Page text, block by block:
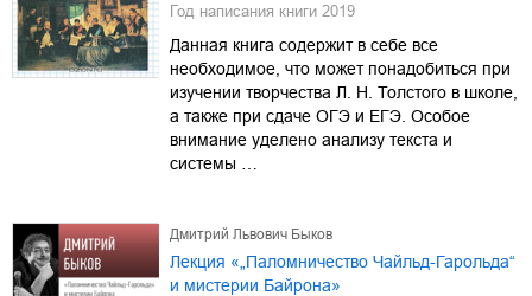
Год написания книги 2019
Данная книга содержит в себе все
необходимое, что может понадобиться при
изучении творчества Л. Н. Толстого в школе,
а также при сдаче ОГЭ и ЕГЭ. Особое
внимание уделено анализу текста и
системы …
Дмитрий Львович Быков
Лекция «„Паломничество Чайльд-Гарольда“
и мистерии Байрона»